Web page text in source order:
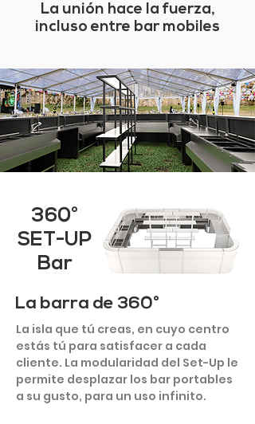
La unión hace la fuerza,
incluso entre bar mobiles
360°
SET-UP
Bar
La barra de 360°
La isla que tú creas, en cuyo centro
estás tú para satisfacer a cada
cliente. La modularidad del Set-Up le
permite desplazar los bar portables
a su gusto, para un uso infinito.